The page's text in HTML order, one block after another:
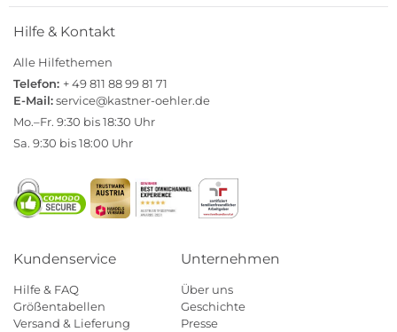
Hilfe & Kontakt
Alle Hilfethemen
Telefon: + 49 811 88 99 81 71
E-Mail:service@kastner-oehler.de
Mo.–Fr. 9:30 bis 18:30 Uhr
Sa. 9:30 bis 18:00 Uhr
Kundenservice
Hilfe & FAQ
Größentabellen
Versand & Lieferung
Unternehmen
Über uns
Geschichte
Presse